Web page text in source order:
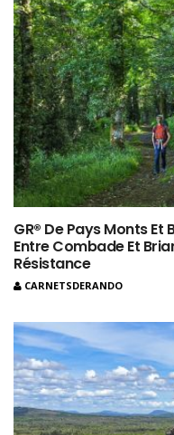
GR® De Pays Monts
Entre Combade Et
Résistance
CARNETSDERANDO